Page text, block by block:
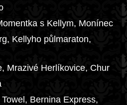
s Kellym, Monínec
Kellyho půlmaraton,
Mrazivé Herlíkovice, Chur
Bernina Express,